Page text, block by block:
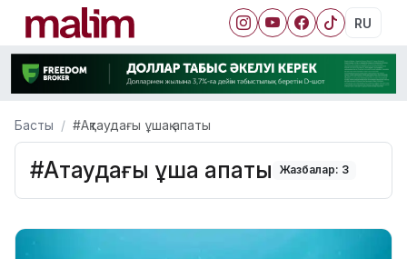
RU
Басты #Ақтаудағы ұшақ апаты
#Ақтаудағы ұшақ апаты Жазбалар: 3